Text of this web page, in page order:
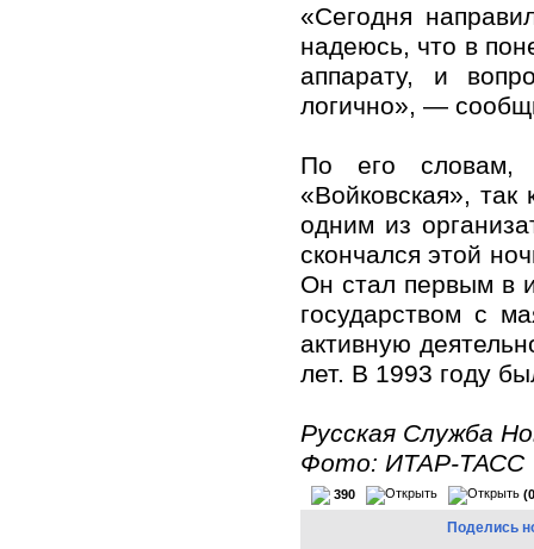
«Сегодня
надеюсь, что в
аппарату, и
логично», —
По его словам,
«Войковская»,
одним из
скончался этой
Он стал первым в
государством с
активную
лет. В 1993 году
Русская Служба
Фото: ИТАР-ТАСС
390
Поделись